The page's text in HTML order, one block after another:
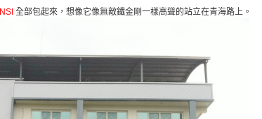
全部包起來，想像它像無敵鐵金剛一樣高聳的站立在青海路上。